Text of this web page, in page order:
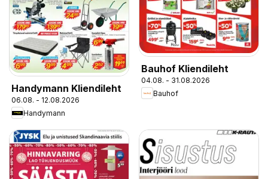
Handymann Kliendileht
06.08. - 12.08.2026
Handymann
Bauhof Kliendileht
04.08. - 31.08.2026
Bauhof